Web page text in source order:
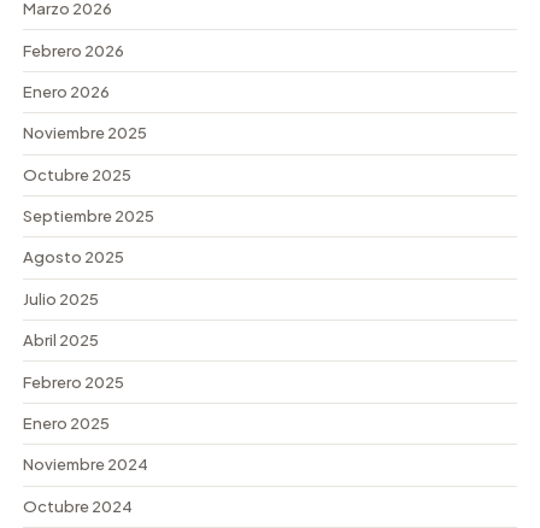
Marzo 2026
Febrero 2026
Enero 2026
Noviembre 2025
Octubre 2025
Septiembre 2025
Agosto 2025
Julio 2025
Abril 2025
Febrero 2025
Enero 2025
Noviembre 2024
Octubre 2024